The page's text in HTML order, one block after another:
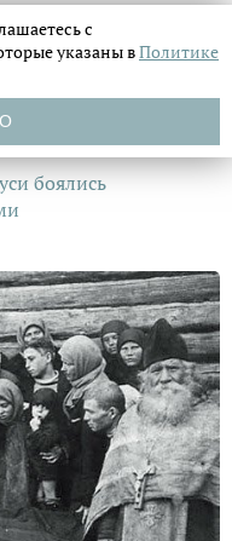
боялись
с
указаны вПолитике